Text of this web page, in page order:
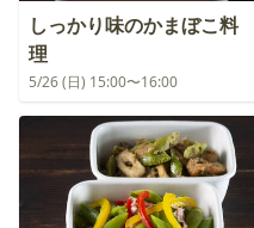
しっかり味のかまぼこ料
理
5/26 (日) 15:00〜16:00